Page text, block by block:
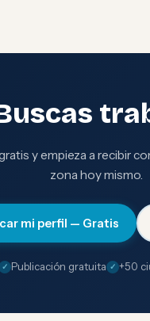
y empieza a recibir
zona hoy mismo.
mi perfil — Gratis
Publicación gratuita +50